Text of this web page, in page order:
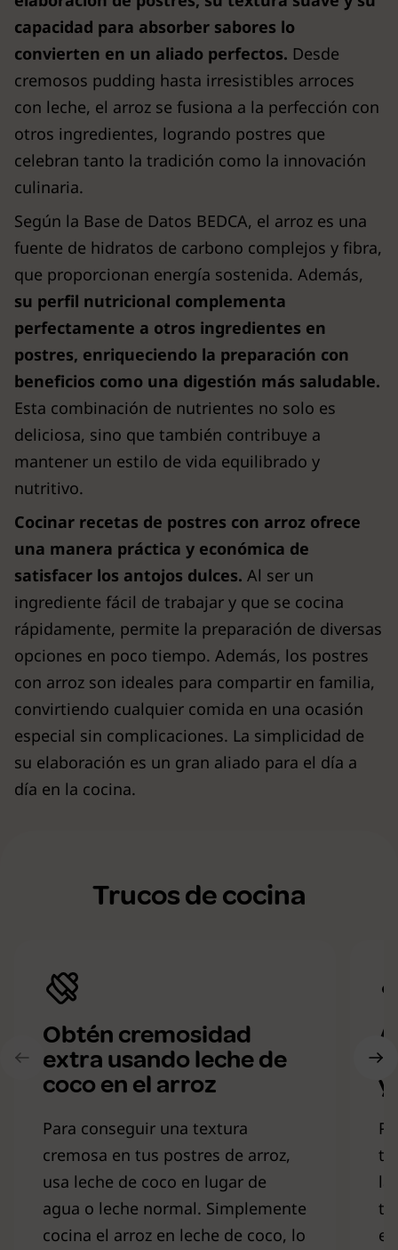
capacidad para absorber sabores lo
convierten en un aliado perfectos. Desde
cremosos pudding hasta irresistibles arroces
con leche, el arroz se fusiona a la perfección con
otros ingredientes, logrando postres que
celebran tanto la tradición como la innovación
culinaria.
Según la Base de Datos BEDCA, el arroz es una
fuente de hidratos de carbono complejos y fibra,
que proporcionan energía sostenida. Además,
su perfil nutricional complementa
perfectamente a otros ingredientes en
postres, enriqueciendo la preparación con
beneficios como una digestión más saludable.
Esta combinación de nutrientes no solo es
deliciosa, sino que también contribuye a
mantener un estilo de vida equilibrado y
nutritivo.
Cocinar recetas de postres con arroz ofrece
una manera práctica y económica de
satisfacer los antojos dulces. Al ser un
ingrediente fácil de trabajar y que se cocina
rápidamente, permite la preparación de diversas
opciones en poco tiempo. Además, los postres
con arroz son ideales para compartir en familia,
convirtiendo cualquier comida en una ocasión
especial sin complicaciones. La simplicidad de
su elaboración es un gran aliado para el día a
día en la cocina.
Trucos de cocina
Obtén cremosidad
extra usando leche de
coco en el arroz
Para conseguir una textura
cremosa en tus postres de arroz,
usa leche de coco en lugar de
agua o leche normal. Simplemente
cocina el arroz en leche de coco, lo
y
la